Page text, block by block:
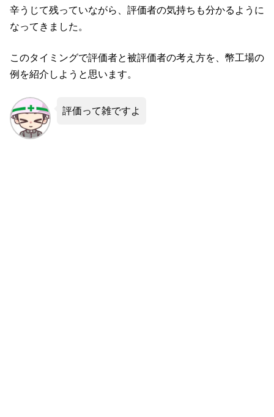
辛うじて残っていながら、評価者の気持ちも分かるように
なってきました。
このタイミングで評価者と被評価者の考え方を、幣工場の
例を紹介しようと思います。
評価って雑ですよ